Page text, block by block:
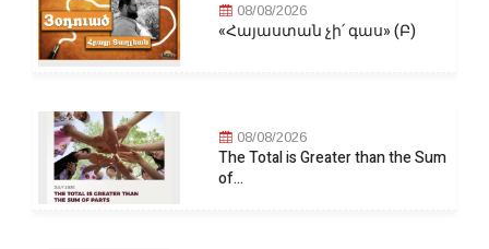
08/08/2026
«Հայաստան չի՛ գաս» (Բ)
08/08/2026
The Total is Greater than the Sum
of...